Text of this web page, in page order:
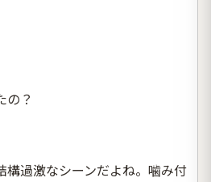
の？
構過激なシーンだよね。噛み付